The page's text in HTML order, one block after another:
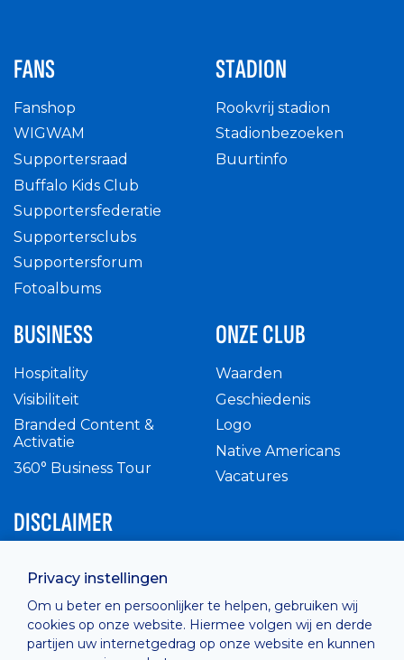
Privacy instellingen
Om u beter en persoonlijker te helpen, gebruiken wij
cookies op onze website. Hiermee volgen wij en derde
partijen uw internetgedrag op onze website en kunnen
FANS
Fanshop
WIGWAM
Supportersraad
Buffalo Kids Club
Supportersfederatie
Supportersclubs
Supportersforum
Fotoalbums
STADION
Rookvrij stadion
Stadionbezoeken
Buurtinfo
BUSINESS
Hospitality
Visibiliteit
Branded Content &
Activatie
360° Business Tour
ONZE CLUB
Waarden
Geschiedenis
Logo
Native Americans
Vacatures
DISCLAIMER
Privacy Policy
Cashless
verkoopsvoorwaarden
Cookie Policy